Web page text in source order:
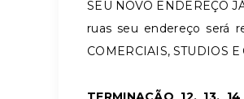
SEU NOVO ENDEREÇO
ruas seu endereço será
COMERCIAIS, STUDIOS